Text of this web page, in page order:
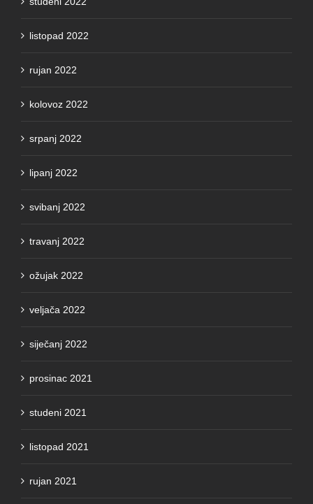
listopad 2022
rujan 2022
kolovoz 2022
srpanj 2022
lipanj 2022
svibanj 2022
travanj 2022
ožujak 2022
veljača 2022
siječanj 2022
prosinac 2021
studeni 2021
listopad 2021
rujan 2021